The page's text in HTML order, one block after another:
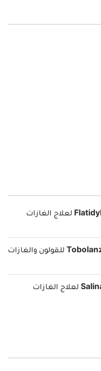
فيلاتيديل Flatidyl لعلاج الغازات
سالينال Salinal لعلاج الغازات